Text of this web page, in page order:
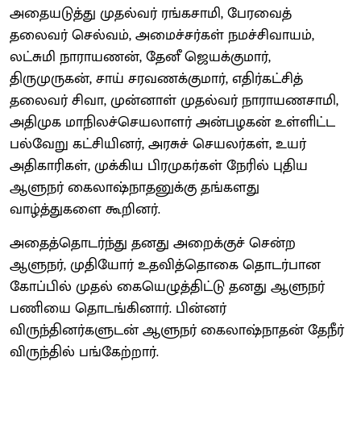
அதையடுத்து முதல்வர் ரங்கசாமி, பேரவைத்
தலைவர் செல்வம், அமைச்சர்கள் நமச்சிவாயம்,
லட்சுமி நாராயணன், தேனீ ஜெயக்குமார்,
திருமுருகன், சாய் சரவணக்குமார், எதிர்கட்சித்
தலைவர் சிவா, முன்னாள் முதல்வர் நாராயணசாமி,
அதிமுக மாநிலச்செயலாளர் அன்பழகன் உள்ளிட்ட
பல்வேறு கட்சியினர், அரசுச் செயலர்கள், உயர்
அதிகாரிகள், முக்கிய பிரமுகர்கள் நேரில் புதிய
ஆளுநர் கைலாஷ்நாதனுக்கு தங்களது
வாழ்த்துகளை கூறினர்.
அதைத்தொடர்ந்து தனது அறைக்குச் சென்ற
ஆளுநர், முதியோர் உதவித்தொகை தொடர்பான
கோப்பில் முதல் கையெழுத்திட்டு தனது ஆளுநர்
பணியை தொடங்கினார். பின்னர்
விருந்தினர்களுடன் ஆளுநர் கைலாஷ்நாதன் தேநீர்
விருந்தில் பங்கேற்றார்.